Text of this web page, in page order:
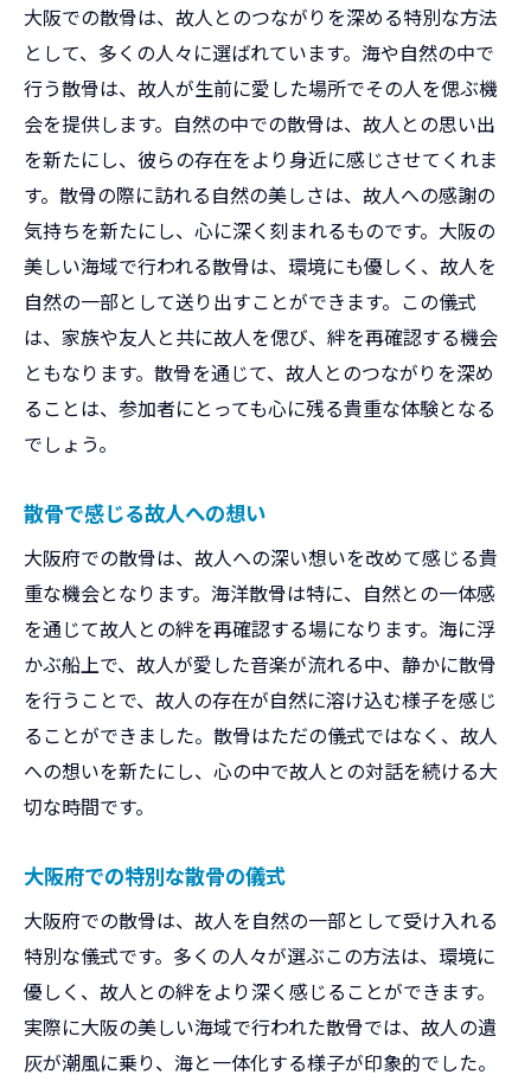
大阪での散骨は、故人とのつながりを深める特別な方法
として、多くの人々に選ばれています。海や自然の中で
行う散骨は、故人が生前に愛した場所でその人を偲ぶ機
会を提供します。自然の中での散骨は、故人との思い出
を新たにし、彼らの存在をより身近に感じさせてくれま
す。散骨の際に訪れる自然の美しさは、故人への感謝の
気持ちを新たにし、心に深く刻まれるものです。大阪の
美しい海域で行われる散骨は、環境にも優しく、故人を
自然の一部として送り出すことができます。この儀式
は、家族や友人と共に故人を偲び、絆を再確認する機会
ともなります。散骨を通じて、故人とのつながりを深め
ることは、参加者にとっても心に残る貴重な体験となる
でしょう。
散骨で感じる故人への想い
大阪府での散骨は、故人への深い想いを改めて感じる貴
重な機会となります。海洋散骨は特に、自然との一体感
を通じて故人との絆を再確認する場になります。海に浮
かぶ船上で、故人が愛した音楽が流れる中、静かに散骨
を行うことで、故人の存在が自然に溶け込む様子を感じ
ることができました。散骨はただの儀式ではなく、故人
への想いを新たにし、心の中で故人との対話を続ける大
切な時間です。
大阪府での特別な散骨の儀式
大阪府での散骨は、故人を自然の一部として受け入れる
特別な儀式です。多くの人々が選ぶこの方法は、環境に
優しく、故人との絆をより深く感じることができます。
実際に大阪の美しい海域で行われた散骨では、故人の遺
灰が潮風に乗り、海と一体化する様子が印象的でした。